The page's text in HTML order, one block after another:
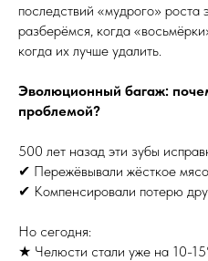
последствий «мудрого» роста
разберёмся, когда
когда их лучше удалить.
Эволюционный багаж:
проблемой?
500 лет назад эти зубы
✔ Пережёвывали жёсткое
✔ Компенсировали потерю
Но сегодня:
★ Челюсти стали уже на 10-